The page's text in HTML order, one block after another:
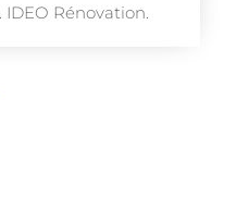
Rénovation.